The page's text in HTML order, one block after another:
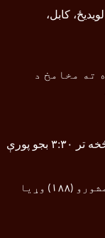
کابل،
ته مخامخ د
: د سهار له ۸:۳۰ بجو څخه تر ۳:۳۰ بجو پورې
(۱۸۸ ) وړیا